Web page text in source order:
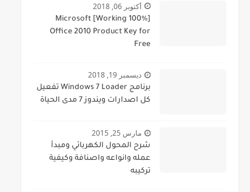
أكتوبر 06, 2018
[100% Working] Microsoft
Office 2010 Product Key for
Free
ديسمبر 19, 2018
برنامج Windows 7 Loader تفعيل
كل اصدارات ويندوز 7 مدى الحياة
مارس 25, 2015
شرح المحول الكهربائي ومبدأ
عمله وانواعه واصنافة وكيفية
تركيبه